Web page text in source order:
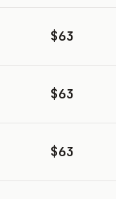
$63
$63
$63